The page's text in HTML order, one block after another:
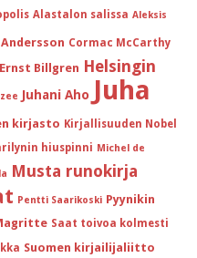
Alastalon salissa Aleksis
Cormac McCarthy
Ernst Billgren Helsingin
Juhani Aho Juha
kirjasto Kirjallisuuden Nobel
hiuspinni Michel de
Musta runokirja
Pentti Saarikoski Pyynikin
Saat toivoa kolmesti
Suomen kirjailijaliitto